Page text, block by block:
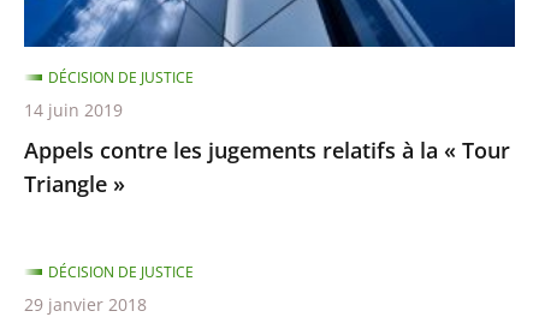
Tour
Triangle
»
Appels contre les jugements relatifs à la « Tour
Triangle »
DÉCISION DE JUSTICE
14 juin 2019
DÉCISION DE JUSTICE
29 janvier 2018